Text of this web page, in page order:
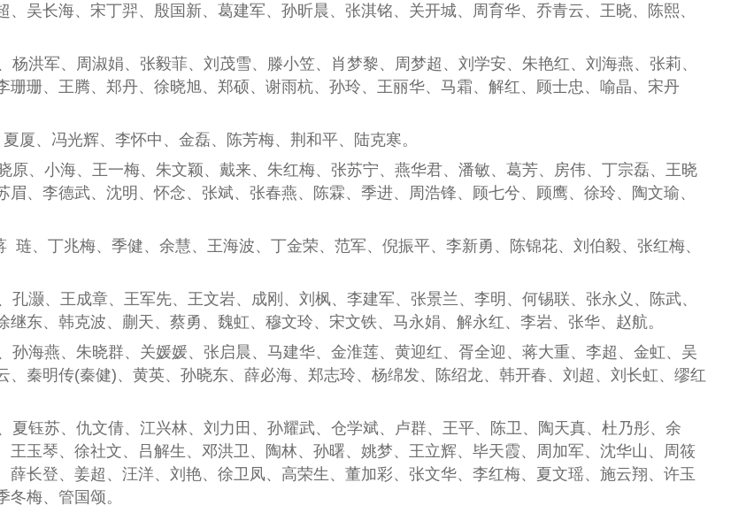
吴长海、宋丁羿、殷国新、葛建军、孙昕晨、张淇铭、关开城、周育华、乔青云、王晓、陈熙、
杨洪军、周淑娟、张毅菲、刘茂雪、滕小笠、肖梦黎、周梦超、刘学安、朱艳红、刘海燕、张莉、
珊、王腾、郑丹、徐晓旭、郑硕、谢雨杭、孙玲、王丽华、马霜、解红、顾士忠、喻晶、宋丹
厦、冯光辉、李怀中、金磊、陈芳梅、荆和平、陆克寒。
原、小海、王一梅、朱文颖、戴来、朱红梅、 张苏宁、燕华君、潘敏、葛芳、房伟、丁宗磊、王晓
、李德武、沈明、怀念、张斌、张春燕、陈霖、季进、周浩锋、顾七兮、顾鹰、徐玲、陶文瑜、
琏、丁兆梅、季健、余慧、王海波、丁金荣、范军、倪振平、李新勇、陈锦花、刘伯毅、张红梅、
孔灏、王成章、王军先、王文岩、成刚、刘枫、李建军、张景兰、李明、何锡联、张永义、陈武、
东、韩克波、蒯天、蔡勇、魏虹、穆文玲、宋文铁、马永娟、解永红、李岩、张华、赵航。
孙海燕、朱晓群、关媛媛、张启晨、马建华、金淮莲、黄迎红、胥全迎、蒋大重、李超、金虹、吴
秦明传(秦健)、黄英、孙晓东、薛必海、郑志玲、杨绵发、陈绍龙、韩开春、刘 超 、刘 长虹、缪红
夏钰苏、 仇文倩、 江兴林、 刘力田 、 孙耀武、 仓学斌、 卢群、 王平、 陈卫 、 陶天真、 杜乃彤、 余
王玉琴、 徐社文、 吕解生 、 邓洪卫 、 陶林、 孙曙、 姚梦、 王立辉、 毕天霞、 周 加军、 沈华山 、
周筱
薛长登、 姜超 、 汪洋、 刘艳、 徐卫凤、 高荣生 、 董加彩、 张文华、 李红梅、 夏文瑶、 施云翔、 许玉
冬梅、管国颂。